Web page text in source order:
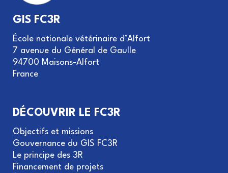
GIS FC3R
École nationale vétérinaire d’Alfort
7 avenue du Général de Gaulle
94700 Maisons-Alfort
France
DÉCOUVRIR LE FC3R
Objectifs et missions
Gouvernance du GIS FC3R
Le principe des 3R
Financement de projets